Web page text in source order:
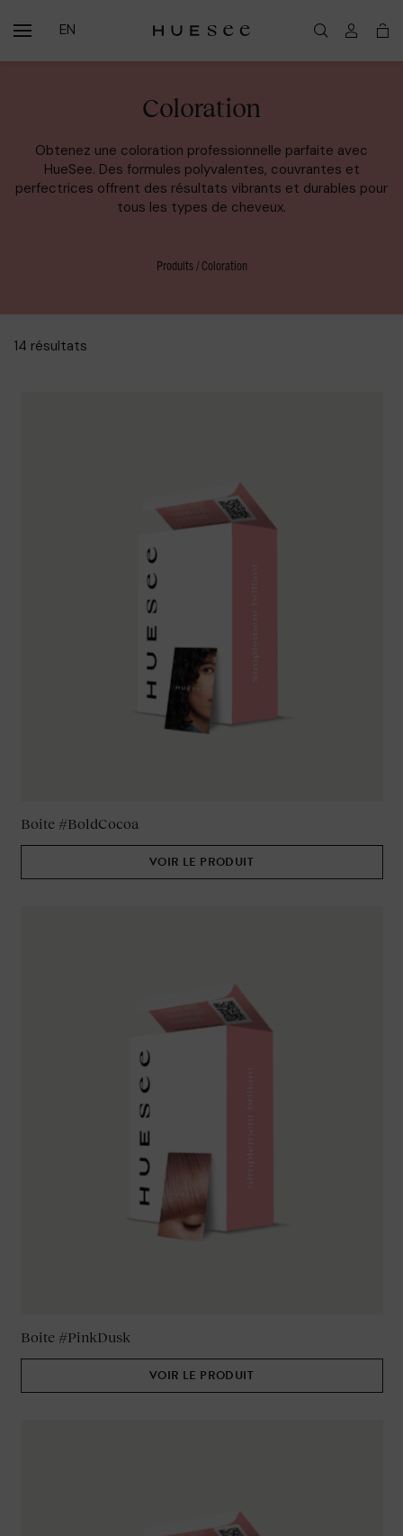
EN
Coloration
Obtenez une coloration professionnelle parfaite avec
HueSee. Des formules polyvalentes, couvrantes et
perfectrices offrent des résultats vibrants et durables pour
tous les types de cheveux.
Produits/ Coloration
14 résultats
Boite #BoldCocoa
VOIR LE PRODUIT
Boite #PinkDusk
VOIR LE PRODUIT